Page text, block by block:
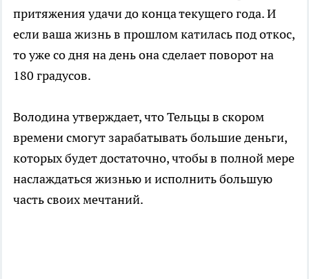
притяжения удачи до конца текущего года. И
если ваша жизнь в прошлом катилась под откос,
то уже со дня на день она сделает поворот на
180 градусов.
Володина утверждает, что Тельцы в скором
времени смогут зарабатывать большие деньги,
которых будет достаточно, чтобы в полной мере
наслаждаться жизнью и исполнить большую
часть своих мечтаний.